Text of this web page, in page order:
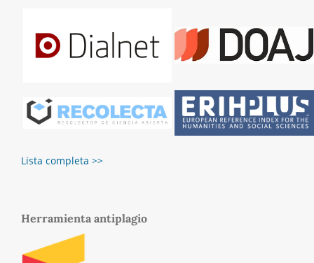
Lista completa >>
Herramienta antiplagio